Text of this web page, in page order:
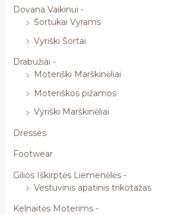
Dovana Vaikinui -
Šortukai Vyrams
Vyriški Šortai
Drabužiai -
Moteriški Marškinėliai
Moteriškos pižamos
Vyriški Marškinėliai
Dresses
Footwear
Gilios Iškirptės Liemenėlės -
Vestuvinis apatinis trikotažas
Kelnaitės Moterims -